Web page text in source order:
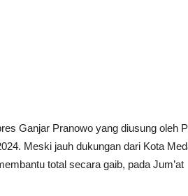
Ganjar Pranowo yang diusung oleh
Meski jauh dukungan dari Kota
total secara gaib, pada Jum’at